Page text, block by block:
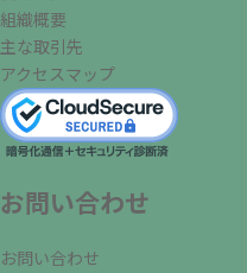
組織概要
主な取引先
アクセスマップ
お問い合わせ
お問い合わせ